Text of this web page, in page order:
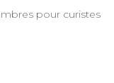
pour curistes